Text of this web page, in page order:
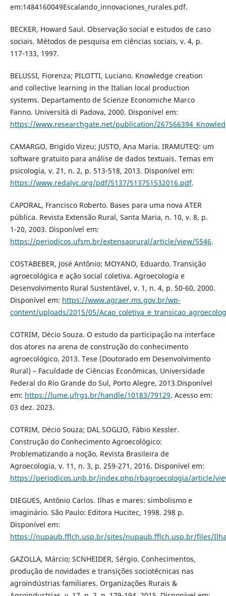
em:1484160049Escalando_innovaciones_rurales.pdf.
BECKER, Howard Saul. Observação social e estudos de caso
sociais. Métodos de pesquisa em ciências sociais, v. 4, p.
117-133, 1997.
BELUSSI, Fiorenza; PILOTTI, Luciano. Knowledge creation
and collective learning in the Italian local production
systems. Departamento de Scienze Economiche Marco
Fanno. Università di Padova, 2000. Disponível em:
https://www.researchgate.net/publication/
CAMARGO, Brigido Vizeu; JUSTO, Ana Maria. IRAMUTEQ: um
software gratuito para análise de dados textuais. Temas em
psicologia, v. 21, n. 2, p. 513-518, 2013. Disponível em:
https://www.redalyc.org/pdf/5137/513751532016.pdf.
CAPORAL, Francisco Roberto. Bases para uma nova ATER
pública. Revista Extensão Rural, Santa Maria, n. 10, v. 8, p.
1-20, 2003. Disponível em:
https://periodicos.ufsm.br/extensaorural/article/view/5546.
COSTABEBER, José Antônio; MOYANO, Eduardo. Transição
agroecológica e ação social coletiva. Agroecologia e
Desenvolvimento Rural Sustentável, v. 1, n. 4, p. 50-60, 2000.
Disponível em: https://www.agraer.ms.gov.br/wp-
content/uploads/2015/05/
COTRIM, Décio Souza. O estudo da participação na interface
dos atores na arena de construção do conhecimento
agroecológico, 2013. Tese (Doutorado em Desenvolvimento
Rural) – Faculdade de Ciências Econômicas, Universidade
Federal do Rio Grande do Sul, Porto Alegre, 2013.Disponível
em: https://lume.ufrgs.br/handle/10183/79129. Acesso em:
03 dez. 2023.
COTRIM, Décio Souza; DAL SOGLIO, Fábio Kessler.
Construção do Conhecimento Agroecológico:
Problematizando a noção. Revista Brasileira de
Agroecologia, v. 11, n. 3, p. 259-271, 2016. Disponível em:
https://periodicos.unb.br/index.php/rbagroecologia/article/
DIEGUES, Antônio Carlos. Ilhas e mares: simbolismo e
imaginário. São Paulo: Editora Hucitec, 1998. 298 p.
Disponível em:
https://nupaub.fflch.usp.br/sites/nupaub.fflch.usp.br/files/
GAZOLLA, Márcio; SCNHEIDER, Sérgio. Conhecimentos,
produção de novidades e transições sociotécnicas nas
agroindústrias familiares. Organizações Rurais &